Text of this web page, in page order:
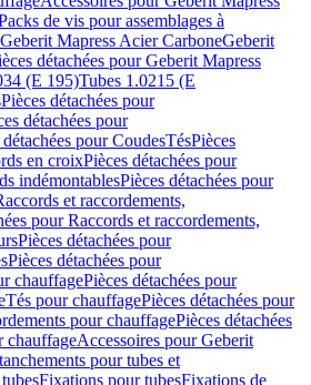
de vis pour assemblages à
Geberit Mapress Acier CarboneGeberit
détachées pour Geberit Mapress
(E 195)Tubes 1.0215 (E
Pièces détachées pour
détachées pour
détachées pour CoudesTésPièces
en croixPièces détachées pour
indémontablesPièces détachées pour
et raccordements,
pour Raccords et raccordements,
Pièces détachées pour
Pièces détachées pour
chauffagePièces détachées pour
Tés pour chauffagePièces détachées pour
pour chauffagePièces détachées
chauffageAccessoires pour Geberit
pour tubes et
Fixations pour tubesFixations de